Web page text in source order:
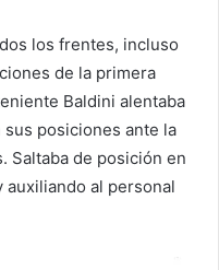
los frentes, incluso
de la primera
Baldini alentaba
posiciones ante la
Saltaba de posición en
al personal